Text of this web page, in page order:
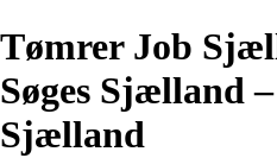
Tømrer Job
Søges Sjælland
Sjælland